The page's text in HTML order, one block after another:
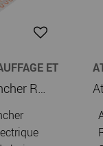
ET
Atlantic - Plancher Rayonnant Electrique Soleka salle de bain 150W/m2 4m2 575W (120267)